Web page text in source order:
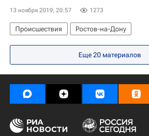
13 ноября 2019, 20:57 1273
Происшествия
Ростов-на-Дону
Ростовская область
Орловский район
Еще 20 материалов